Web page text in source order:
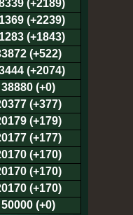
(+2189)
(+2239)
(+1843)
(+522)
(+2074)
(+0)
(+377)
(+179)
(+177)
(+170)
(+170)
(+170)
(+0)